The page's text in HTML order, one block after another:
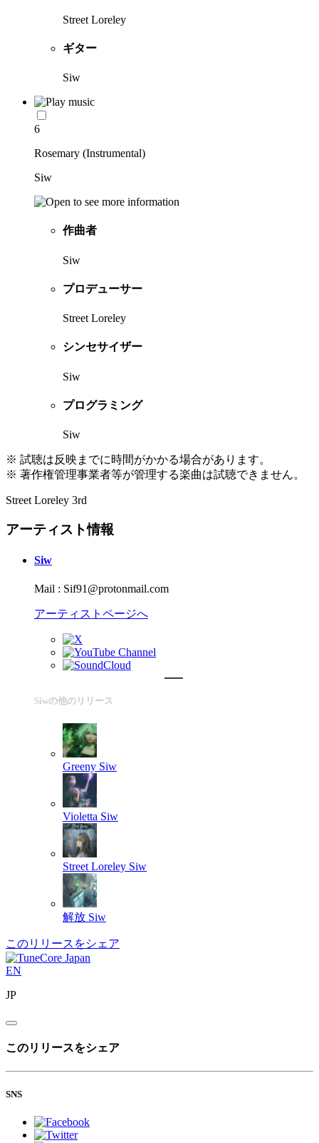
Street Loreley
ギター
Siw
6
Rosemary (Instrumental)
Siw
作曲者
Siw
プロデューサー
Street Loreley
シンセサイザー
Siw
プログラミング
Siw
※ 試聴は反映までに時間がかかる場合があります。
※ 著作権管理事業者等が管理する楽曲は試聴できません。
Street Loreley 3rd
アーティスト情報
Siw
Mail : Sif91@protonmail.com
アーティストページへ
Siwの他のリリース
Greeny Siw
Violetta Siw
Street Loreley Siw
解放 Siw
このリリースをシェア
EN
JP
このリリースをシェア
SNS